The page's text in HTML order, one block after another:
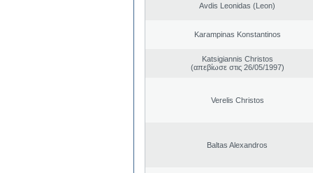
Avdis Leonidas (Leon)
Karampinas Konstantinos
Katsigiannis Christos
(απεβίωσε στις 26/05/1997)
Verelis Christos
Baltas Alexandros